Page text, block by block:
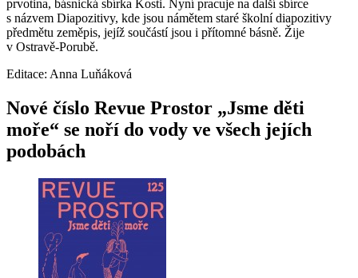
prvotina, básnická sbírka Kosti. Nyní pracuje na další sbírce
s názvem Diapozitivy, kde jsou námětem staré školní diapozitivy
předmětu zeměpis, jejíž součástí jsou i přítomné básně. Žije
v Ostravě-Porubě.
Editace: Anna Luňáková
Nové číslo Revue Prostor „Jsme děti
moře“ se noří do vody ve všech jejích
podobách